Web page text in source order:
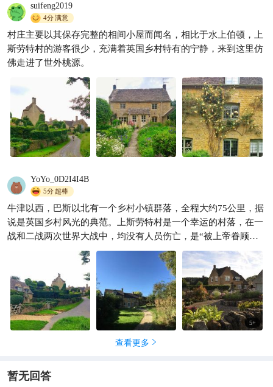
suifeng2019
4分满意
村庄主要以其保存完整的相间小屋而闻名，相比于水上伯顿，上
斯劳特村的游客很少，充满着英国乡村特有的宁静，来到这里仿
佛走进了世外桃源。
YoYo_0D2I4I4B
5分超棒
牛津以西，巴斯以北有一个乡村小镇群落，全程大约75公里，据
说是英国乡村风光的典范。上斯劳特村是一个幸运的村落，在一
战和二战两次世界大战中，均没有人员伤亡，是“被上帝眷顾的
村落”。直到现在，这个村子依然宁静，安详，虽然游人不断，
但是村子 完全没有要欢迎的意思，没有一家商店，也没有公共
car park，村子本来就很小，因此，游人在这个村子也只能走一
走，转一转，很快就离开。
5+
查看更多 
暂无回答